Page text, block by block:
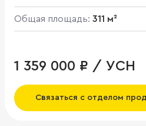
Общая площадь: 311 м²
1 359 000 ₽ / УСН
Связаться с отделом